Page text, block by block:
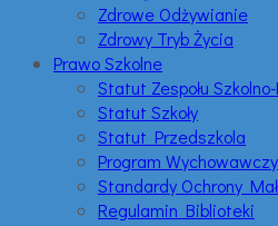
Zdrowe Odżywianie
Zdrowy Tryb Życia
Prawo Szkolne
Statut Zespołu
Statut Szkoły
Statut Przedszkola
Program Wychowawczy
Standardy Ochrony
Regulamin Biblioteki